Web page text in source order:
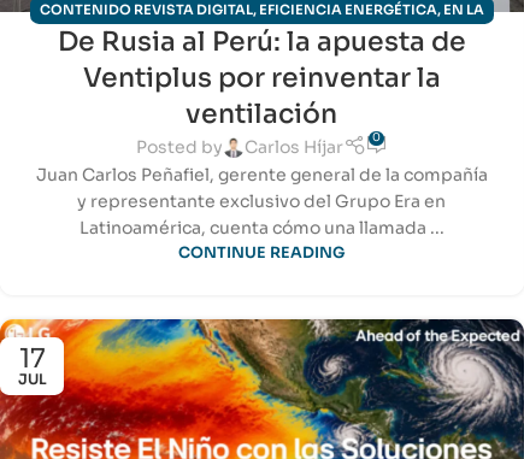
CONTENIDO REVISTA DIGITAL, EFICIENCIA ENERGÉTICA, EN LA
ENTREVISTA,NACIONAL,NOTICIAS HVAC-R ,TECNOLOGÍA
VENTILACIÓN
De Rusia al Perú: la apuesta de
Ventiplus por reinventar la
ventilación
Posted by Carlos Híjar 0
Juan Carlos Peñafiel, gerente general de la compañía
y representante exclusivo del Grupo Era en
Latinoamérica, cuenta cómo una llamada ...
CONTINUE READING
17
JUL